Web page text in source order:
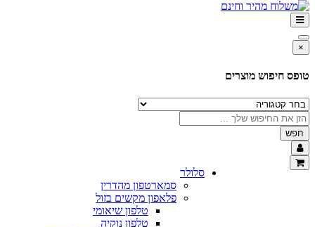
×
טופס חיפוש מוצרים
חפש
סלולר
סמארטפון מהדרין
פלאפון מקשים בזול
טלפון שיאומי
טלפון נוקיה